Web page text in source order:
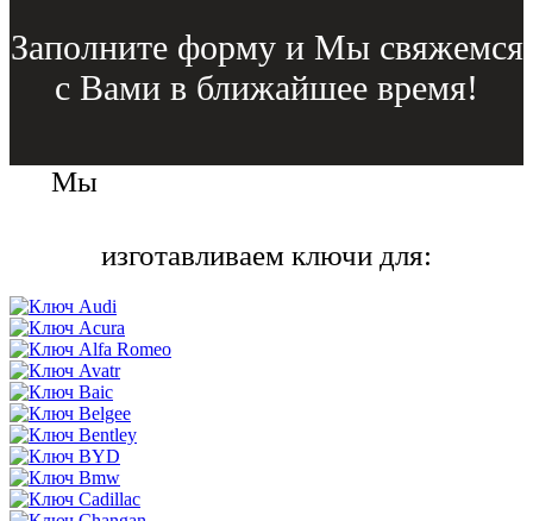
Заполните форму и Мы свяжемся
с Вами в ближайшее время!
Мы
изготавливаем ключи для: